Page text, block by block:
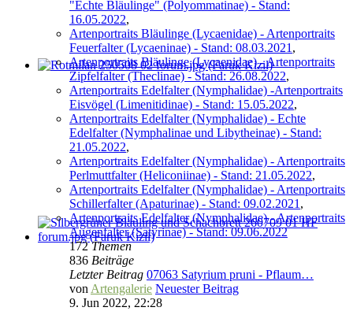
"Echte Bläulinge" (Polyommatinae) - Stand:
16.05.2022,
Artenportraits Bläulinge (Lycaenidae) - Artenportraits
Feuerfalter (Lycaeninae) - Stand: 08.03.2021 ,
Artenportraits Bläulinge (Lycaenidae) - Artenportraits
Zipfelfalter (Theclinae) - Stand: 26.08.2022,
Artenportraits Edelfalter (Nymphalidae) -Artenportraits
Eisvögel (Limenitidinae) - Stand: 15.05.2022,
Artenportraits Edelfalter (Nymphalidae) - Echte
Edelfalter (Nymphalinae und Libytheinae) - Stand:
21.05.2022,
Artenportraits Edelfalter (Nymphalidae) - Artenportraits
Perlmuttfalter (Heliconiinae) - Stand: 21.05.2022,
Artenportraits Edelfalter (Nymphalidae) - Artenportraits
Schillerfalter (Apaturinae) - Stand: 09.02.2021 ,
Artenportraits Edelfalter (Nymphalidae) - Artenportraits
Augenfalter (Satyrinae) - Stand: 09.06.2022
172Themen
836 Beiträge
Letzter Beitrag 07063 Satyrium pruni - Pflaum…
von Artengalerie Neuester Beitrag
9. Jun 2022, 22:28